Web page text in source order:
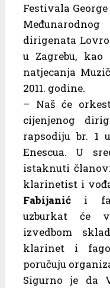
Festivala George
dirigenata
u Zagrebu,
natjecanja
2011. godine.
– Naš će
cijenjenog
rapsodiju br. 1
Enescua. U
istaknuti
klarinetist i
Fabijanići
uzburkat će
izvedbom
klarinet i
poručuju
Sigurno je da